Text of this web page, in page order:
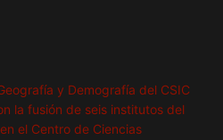
y Demografía del CSIC
la fusión de seis institutos del
el Centro de Ciencias